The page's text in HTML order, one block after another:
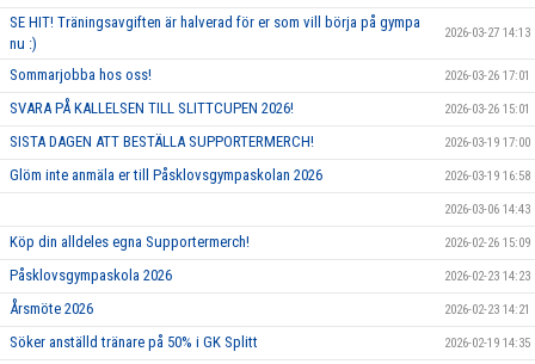
SE HIT! Träningsavgiften är halverad för er som vill börja på gympa
nu :)
2026-03-27 14:13
Sommarjobba hos oss! 2026-03-26 17:01
SVARA PÅ KALLELSEN TILL SLITTCUPEN 2026! 2026-03-26 15:01
SISTA DAGEN ATT BESTÄLLA SUPPORTERMERCH! 2026-03-19 17:00
Glöm inte anmäla er till Påsklovsgympaskolan 2026 2026-03-19 16:58
2026-03-06 14:43
Köp din alldeles egna Supportermerch! 2026-02-26 15:09
Påsklovsgympaskola 2026 2026-02-23 14:23
Årsmöte 2026 2026-02-23 14:21
Söker anställd tränare på 50% i GK Splitt 2026-02-19 14:35